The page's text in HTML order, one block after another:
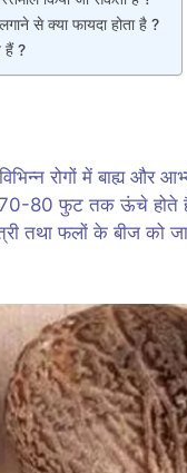
से क्या फायदा होता है ?
हैं ?
रोगों में बाह्य और
70-80 फुट तक ऊंचे
तथा फलों के बीज को